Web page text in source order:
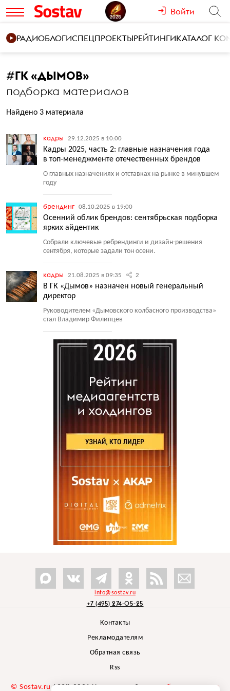
Войти
РАДИОБЛОГИСПЕЦПРОЕКТЫРЕЙТИНГИКАТАЛОГ
#ГК «ДЫМОВ»
подборка материалов
Найдено 3 материала
кадры 29.12.2025 в 10:00
Кадры 2025, часть 2: главные назначения года
в топ-менеджменте отечественных брендов
О главных назначениях и отставках на рынке в минувшем
году
брендинг 08.10.2025 в 19:00
Осенний облик брендов: сентябрьская подборка
ярких айдентик
Собрали ключевые ребрендинги и дизайн-решения
сентября, которые задали тон осени.
кадры 21.08.2025 в 09:35 2
В ГК «Дымов» назначен новый генеральный
директор
Руководителем «Дымовского колбасного производства»
стал Владимир Филипцев
info@sostav.ru
+7 (495) 274-05-25
Контакты
Рекламодателям
Обратная связь
Rss
© Sostav.ru 1998-2026 Независимый проектбрендингового